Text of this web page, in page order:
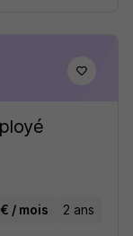
/ mois 2 ans